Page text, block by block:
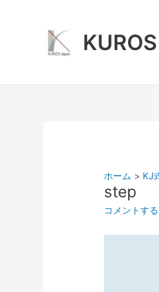
ホーム KJ
step
コメントする